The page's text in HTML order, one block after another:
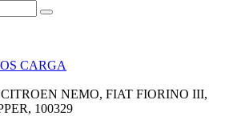
CARGA
NEMO, FIAT FIORINO III,
100329